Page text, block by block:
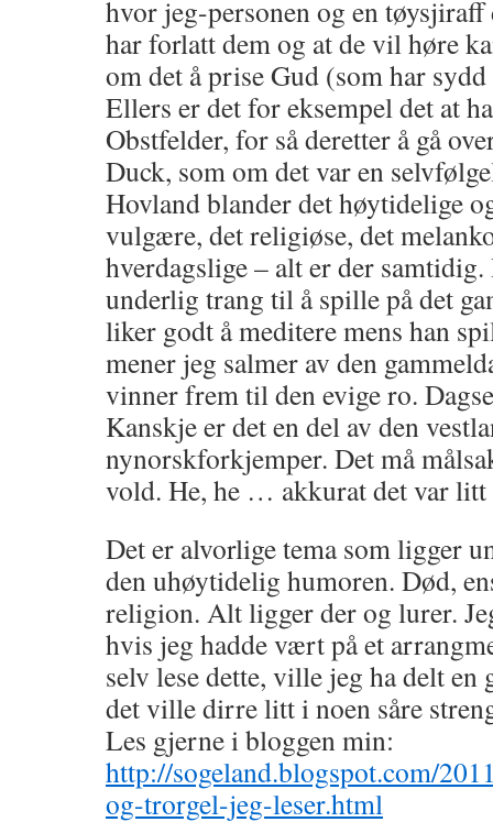
hvor jeg-personen og en
har forlatt dem og at de vil høre
om det å prise Gud (som har
Ellers er det for eksempel det at
Obstfelder, for så deretter å gå
Duck, som om det var en
Hovland blander det høytidelige
vulgære, det religiøse, det
hverdagslige – alt er der
underlig trang til å spille på det
liker godt å meditere mens han
mener jeg salmer av den
vinner frem til den evige ro.
Kanskje er det en del av den
nynorskforkjemper. Det må
vold. He, he … akkurat det var litt
Det er alvorlige tema som ligger
den uhøytidelig humoren. Død,
religion. Alt ligger der og lurer.
hvis jeg hadde vært på et
selv lese dette, ville jeg ha delt
det ville dirre litt i noen såre
Les gjerne i bloggen min:
http://sogeland.blogspot.com/
og-trorgel-jeg-leser.html